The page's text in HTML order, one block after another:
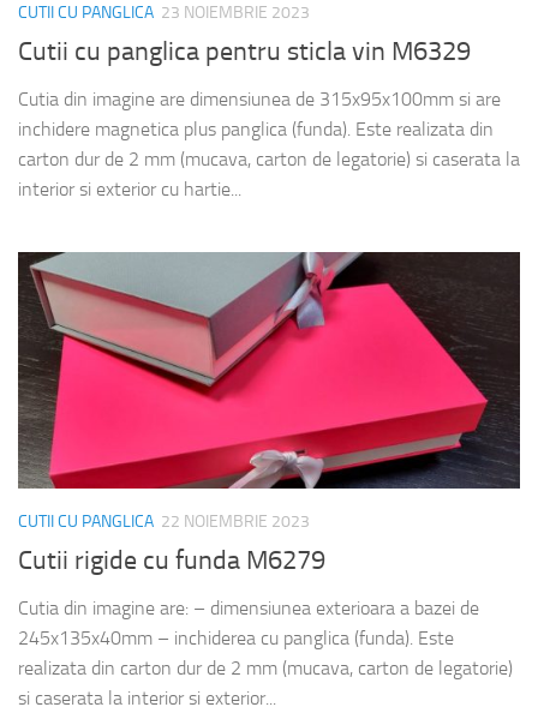
CUTII CU PANGLICA 23 NOIEMBRIE 2023
Cutii cu panglica pentru sticla vin M6329
Cutia din imagine are dimensiunea de 315x95x100mm si are
inchidere magnetica plus panglica (funda). Este realizata din
carton dur de 2 mm (mucava, carton de legatorie) si caserata la
interior si exterior cu hartie...
CUTII CU PANGLICA 22 NOIEMBRIE 2023
Cutii rigide cu funda M6279
Cutia din imagine are: – dimensiunea exterioara a bazei de
245x135x40mm – inchiderea cu panglica (funda). Este
realizata din carton dur de 2 mm (mucava, carton de legatorie)
si caserata la interior si exterior...